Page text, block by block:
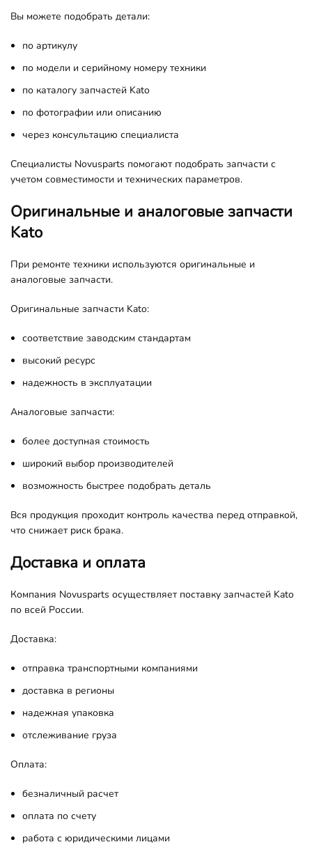
Вы можете подобрать детали:
по артикулу
по модели и серийному номеру техники
по каталогу запчастей Kato
по фотографии или описанию
через консультацию специалиста
Специалисты Novusparts помогают подобрать запчасти с
учетом совместимости и технических параметров.
Оригинальные и аналоговые запчасти
Kato
При ремонте техники используются оригинальные и
аналоговые запчасти.
Оригинальные запчасти Kato:
соответствие заводским стандартам
высокий ресурс
надежность в эксплуатации
Аналоговые запчасти:
более доступная стоимость
широкий выбор производителей
возможность быстрее подобрать деталь
Вся продукция проходит контроль качества перед отправкой,
что снижает риск брака.
Доставка и оплата
Компания Novusparts осуществляет поставку запчастей Kato
по всей России.
Доставка:
отправка транспортными компаниями
доставка в регионы
надежная упаковка
отслеживание груза
Оплата:
безналичный расчет
оплата по счету
работа с юридическими лицами